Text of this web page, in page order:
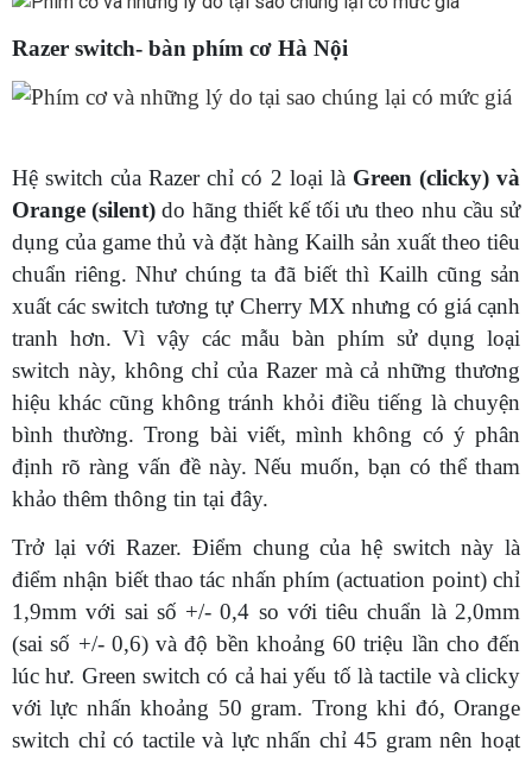
Razer switch- bàn phím cơ Hà Nội
Hệ switch của Razer chỉ có 2 loại là Green (clicky) và
Orange (silent) do hãng thiết kế tối ưu theo nhu cầu sử
dụng của game thủ và đặt hàng Kailh sản xuất theo tiêu
chuẩn riêng. Như chúng ta đã biết thì Kailh cũng sản
xuất các switch tương tự Cherry MX nhưng có giá cạnh
tranh hơn. Vì vậy các mẫu bàn phím sử dụng loại
switch này, không chỉ của Razer mà cả những thương
hiệu khác cũng không tránh khỏi điều tiếng là chuyện
bình thường. Trong bài viết, mình không có ý phân
định rõ ràng vấn đề này. Nếu muốn, bạn có thể tham
khảo thêm thông tin tại đây.
Trở lại với Razer. Điểm chung của hệ switch này là
điểm nhận biết thao tác nhấn phím (actuation point) chỉ
1,9mm với sai số +/- 0,4 so với tiêu chuẩn là 2,0mm
(sai số +/- 0,6) và độ bền khoảng 60 triệu lần cho đến
lúc hư. Green switch có cả hai yếu tố là tactile và clicky
với lực nhấn khoảng 50 gram. Trong khi đó, Orange
switch chỉ có tactile và lực nhấn chỉ 45 gram nên hoạt